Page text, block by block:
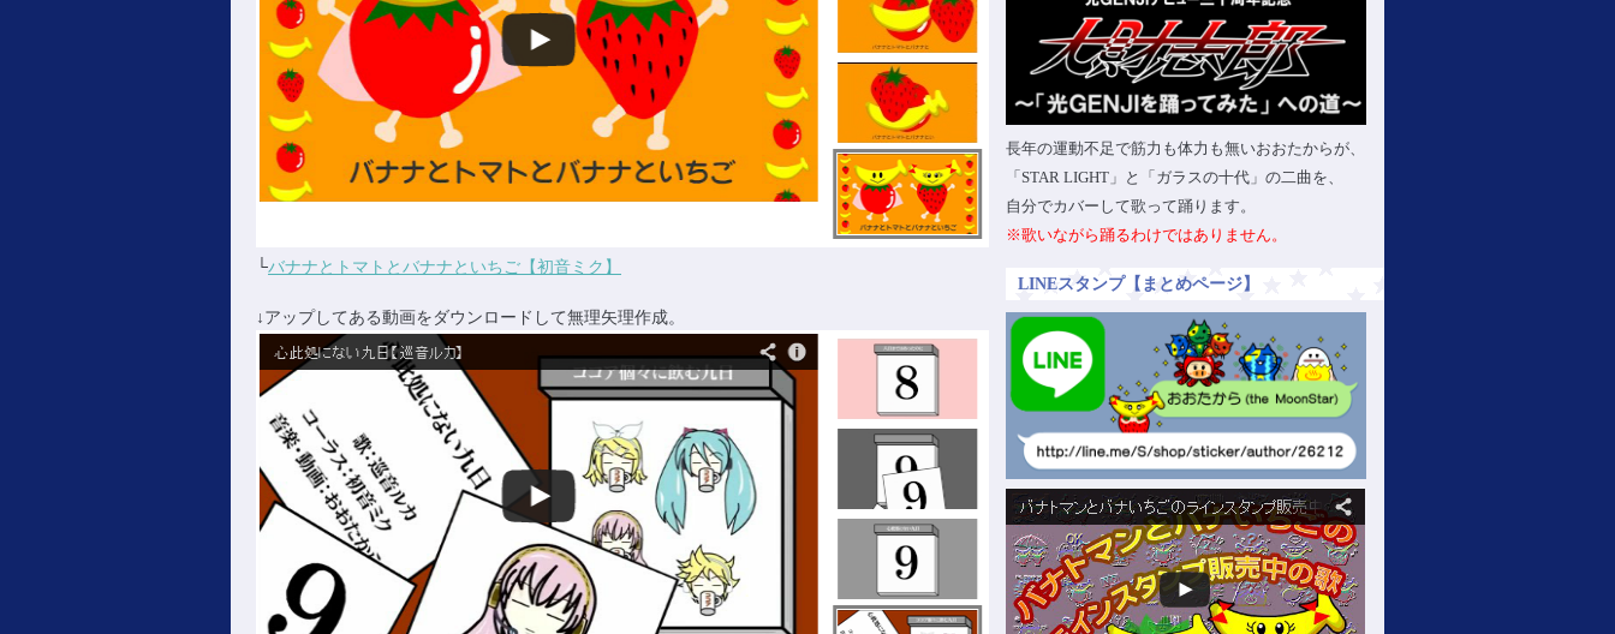
└バナナとトマトとバナナといちご【初音ミク】
↓アップしてある動画をダウンロードして無理矢理作成。
長年の運動不足で筋力も体力も無いおおたからが、
「STAR LIGHT」と「ガラスの十代」の二曲を、
自分でカバーして歌って踊ります。
※歌いながら踊るわけではありません。
LINEスタンプ【まとめページ】